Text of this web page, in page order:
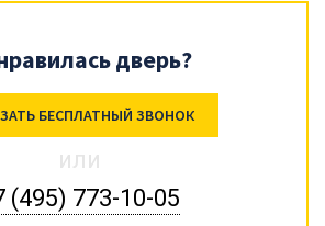
дверь?
БЕСПЛАТНЫЙ ЗВОНОК
или
(495) 773-10-05